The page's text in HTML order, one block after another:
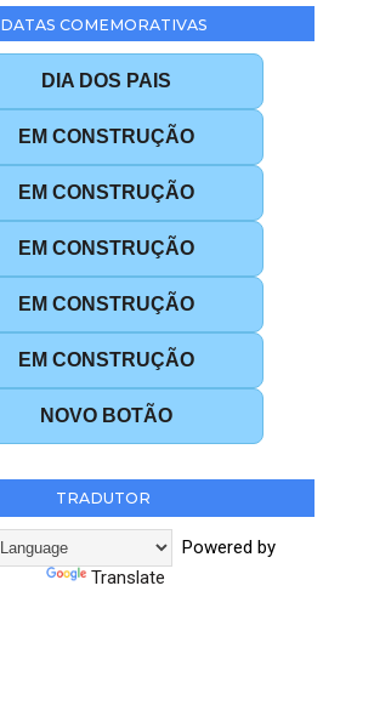
DATAS COMEMORATIVAS
DIA DOS PAIS
EM CONSTRUÇÃO
EM CONSTRUÇÃO
EM CONSTRUÇÃO
EM CONSTRUÇÃO
EM CONSTRUÇÃO
NOVO BOTÃO
TRADUTOR
Powered by
Translate